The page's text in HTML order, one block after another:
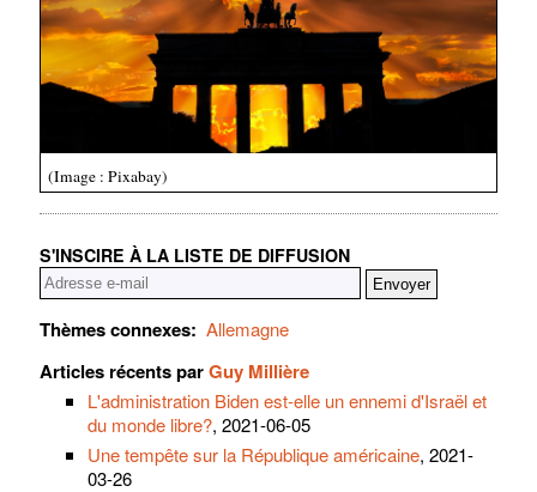
(Image : Pixabay)
S'INSCIRE À LA LISTE DE DIFFUSION
Thèmes connexes: Allemagne
Articles récents parGuy Millière
L'administration Biden est-elle un ennemi d'Israël et
du monde libre?, 2021-06-05
Une tempête sur la République américaine, 2021-
03-26